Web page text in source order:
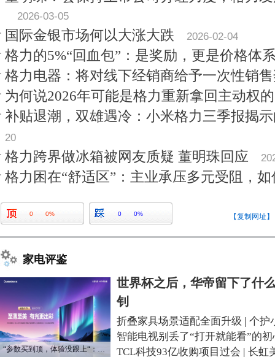
2026-03-05
国际金银市场何以大涨大跌 2026-02-04
格力的5%“回血包”：是奖励，更是价格体
格力电器：将对线下经销商给予一次性销
为何说2026年可能是格力重新拿回主动权
补贴退潮，双雄遇冷：小米格力三季报揭
20
格力跨界做冰箱被网友质疑 董明珠回应
格力困在“舒适区”：主业承压多元受阻，
0 0% 0 0% 【复制网址】
家电评鉴
“参数买到顶，体验没跟上“：长虹追光Q70S给高端电视打了个样
世界杯之后，华帝留下了什
钊
折叠家具场景适配全面升级 | 个护
智能电视别丢了“打开就能看”的初
TCL科技93亿收购项目过会 | 长虹